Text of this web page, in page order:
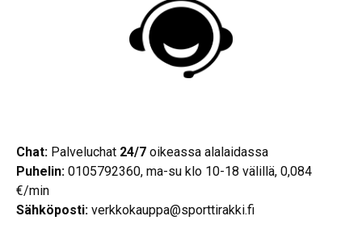
Chat: Palveluchat 24/7 oikeassa alalaidassa
Puhelin: 0105792360, ma-su klo 10-18 välillä, 0,084
€/min
Sähköposti: verkkokauppa@sporttirakki.fi